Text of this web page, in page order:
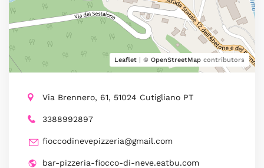
Leaflet | © OpenStreetMap contributors
Via Brennero, 61, 51024 Cutigliano PT
3388992897
fioccodinevepizzeria@gmail.com
bar-pizzeria-fiocco-di-neve.eatbu.com